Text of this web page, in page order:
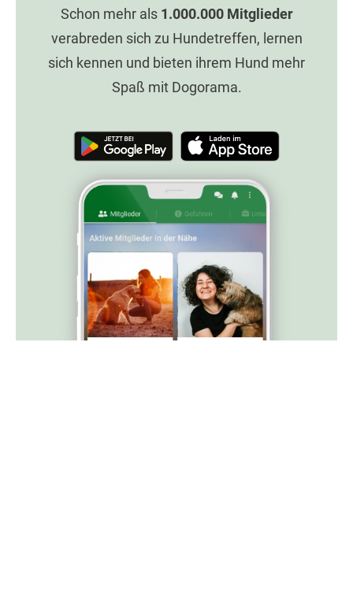
Schon mehr als 1.000.000Mitglieder
verabreden sich zu Hundetreffen, lernen
sich kennen und bieten ihrem Hund mehr
Spaß mit Dogorama.